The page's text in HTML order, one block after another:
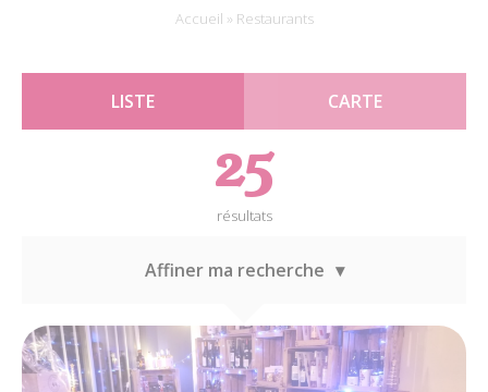
Accueil » Restaurants
LISTE CARTE
25
résultats
Affiner ma recherche